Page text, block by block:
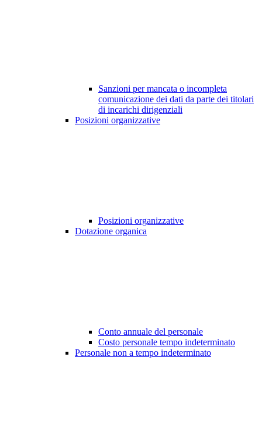
Sanzioni per mancata o incompleta
comunicazione dei dati da parte dei titolari
di incarichi dirigenziali
Posizioni organizzative
Posizioni organizzative
Dotazione organica
Conto annuale del personale
Costo personale tempo indeterminato
Personale non a tempo indeterminato